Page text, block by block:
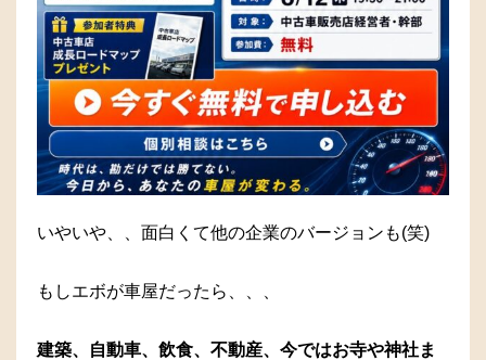
いやいや、、面白くて他の企業のバージョンも(笑)
もしエボが車屋だったら、、、
建築、自動車、飲食、不動産、今ではお寺や神社ま